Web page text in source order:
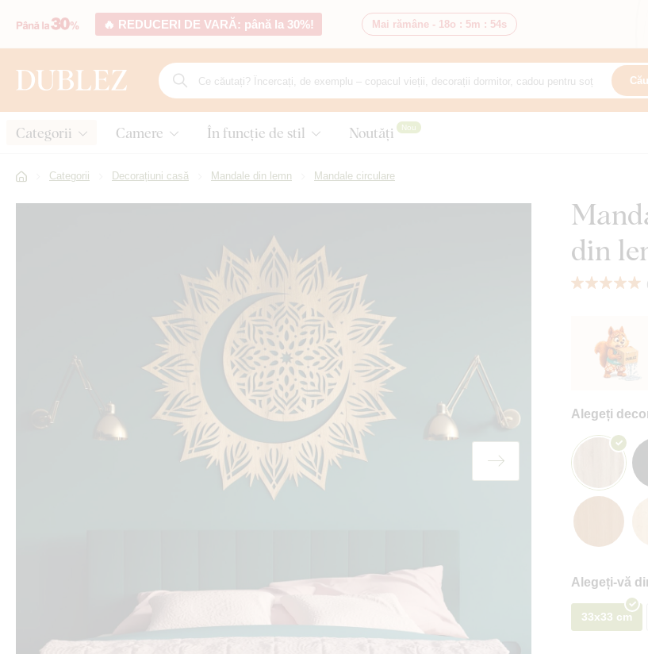
🔥 REDUCERI DE VARĂ: până la 30%! Mai rămâne - 18o : 5m : 53s
Categorii Camere În funcție de stil Noutăți Nou
Categorii Decorațiuni casă Mandale din lemn Mandale circulare
din
Alegeți
Alegeți-vă
33x33 cm